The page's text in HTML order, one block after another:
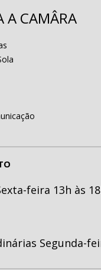
A CAMÂRA
feira 13h às
Segunda-